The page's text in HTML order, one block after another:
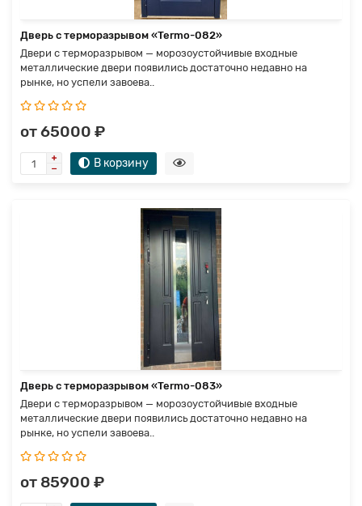
Дверь с терморазрывом «Termo-082»
Двери с терморазрывом — морозоустойчивые входные
металлические двери появились достаточно недавно на
рынке, но успели завоева..
от 65000 ₽
В корзину
Дверь с терморазрывом «Termo-083»
Двери с терморазрывом — морозоустойчивые входные
металлические двери появились достаточно недавно на
рынке, но успели завоева..
от 85900 ₽